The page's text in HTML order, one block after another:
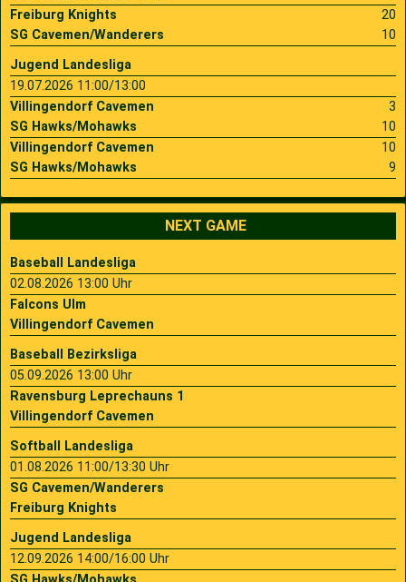
Freiburg Knights
20
SG Cavemen/Wanderers
10
Jugend Landesliga
19.07.2026 11:00/13:00
Villingendorf Cavemen
3
SG Hawks/Mohawks
10
Villingendorf Cavemen
10
SG Hawks/Mohawks
9
NEXT GAME
Baseball Landesliga
02.08.2026 13:00 Uhr
Falcons Ulm
Villingendorf Cavemen
Baseball Bezirksliga
05.09.2026 13:00 Uhr
Ravensburg Leprechauns 1
Villingendorf Cavemen
Softball Landesliga
01.08.2026 11:00/13:30 Uhr
SG Cavemen/Wanderers
Freiburg Knights
Jugend Landesliga
12.09.2026 14:00/16:00 Uhr